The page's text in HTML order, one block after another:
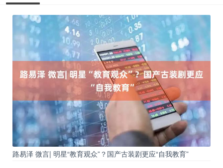
路易泽 微言| 明星“教育观众”？国产古装剧更应“自我教育”